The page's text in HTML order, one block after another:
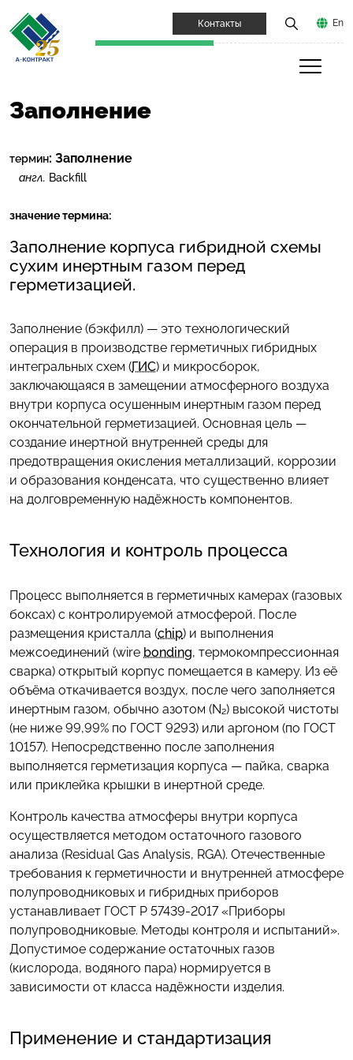
Контакты En
Заполнение
термин: Заполнение
англ. Backfill
значение термина:
Заполнение корпуса гибридной схемы
сухим инертным газом перед
герметизацией.
Заполнение (бэкфилл) — это технологический
операция в производстве герметичных гибридных
интегральных схем (ГИС) и микросборок,
заключающаяся в замещении атмосферного воздуха
внутри корпуса осушенным инертным газом перед
окончательной герметизацией. Основная цель —
создание инертной внутренней среды для
предотвращения окисления металлизаций, коррозии
и образования конденсата, что существенно влияет
на долговременную надёжность компонентов.
Технология и контроль процесса
Процесс выполняется в герметичных камерах (газовых
боксах) с контролируемой атмосферой. После
размещения кристалла (chip) и выполнения
межсоединений (wire bonding, термокомпрессионная
сварка) открытый корпус помещается в камеру. Из её
объёма откачивается воздух, после чего заполняется
инертным газом, обычно азотом (N₂) высокой чистоты
(не ниже 99,99% по ГОСТ 9293) или аргоном (по ГОСТ
10157). Непосредственно после заполнения
выполняется герметизация корпуса — пайка, сварка
или приклейка крышки в инертной среде.
Контроль качества атмосферы внутри корпуса
осуществляется методом остаточного газового
анализа (Residual Gas Analysis, RGA). Отечественные
требования к герметичности и внутренней атмосфере
полупроводниковых и гибридных приборов
устанавливает ГОСТ Р 57439-2017 «Приборы
полупроводниковые. Методы контроля и испытаний».
Допустимое содержание остаточных газов
(кислорода, водяного пара) нормируется в
зависимости от класса надёжности изделия.
Применение и стандартизация